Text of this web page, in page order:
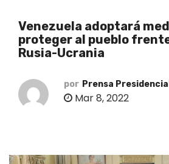
Venezuela adoptará
proteger al pueblo
Rusia-Ucrania
por Prensa Presidencial
Mar 8, 2022